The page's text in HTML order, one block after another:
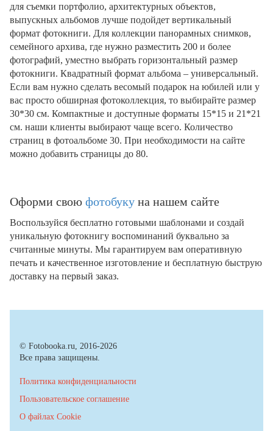
для съемки портфолио, архитектурных объектов,
выпускных альбомов лучше подойдет вертикальный
формат фотокниги. Для коллекции панорамных снимков,
семейного архива, где нужно разместить 200 и более
фотографий, уместно выбрать горизонтальный размер
фотокниги. Квадратный формат альбома – универсальный.
Если вам нужно сделать весомый подарок на юбилей или у
вас просто обширная фотоколлекция, то выбирайте размер
30*30 см. Компактные и доступные форматы 15*15 и 21*21
см. наши клиенты выбирают чаще всего. Количество
страниц в фотоальбоме 30. При необходимости на сайте
можно добавить страницы до 80.
Оформи свою фотобуку на нашем сайте
Воспользуйся бесплатно готовыми шаблонами и создай
уникальную фотокнигу воспоминаний буквально за
считанные минуты. Мы гарантируем вам оперативную
печать и качественное изготовление и бесплатную быструю
доставку на первый заказ.
© Fotobooka.ru, 2016-2026
Все права защищены.
Политика конфиденциальности
Пользовательское соглашение
О файлах Cookie